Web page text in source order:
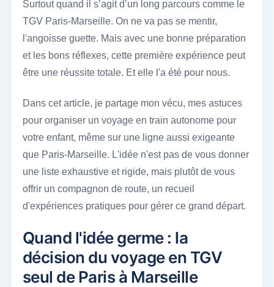
Surtout quand il s’agit d’un long parcours comme le
TGV Paris-Marseille. On ne va pas se mentir,
l'angoisse guette. Mais avec une bonne préparation
et les bons réflexes, cette première expérience peut
être une réussite totale. Et elle l'a été pour nous.
Dans cet article, je partage mon vécu, mes astuces
pour organiser un voyage en train autonome pour
votre enfant, même sur une ligne aussi exigeante
que Paris-Marseille. L'idée n'est pas de vous donner
une liste exhaustive et rigide, mais plutôt de vous
offrir un compagnon de route, un recueil
d'expériences pratiques pour gérer ce grand départ.
Quand l'idée germe : la
décision du voyage en TGV
seul de Paris à Marseille